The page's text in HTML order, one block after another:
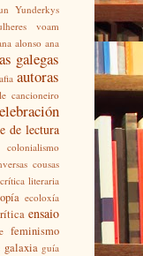
Yunderkys
voam
alonso ana
as galegas
autoras
cancioneiro
de lectura
colonialismo
cousas
crítica literaria
ecoloxía
ensaio
feminismo
galaxia guía